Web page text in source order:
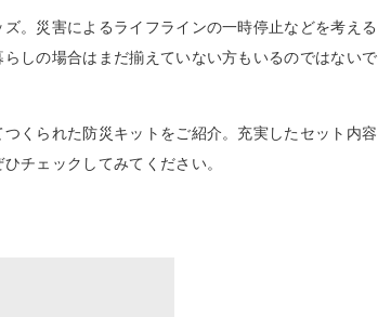
。災害によるライフラインの一時停止などを考える
しの場合はまだ揃えていない方もいるのではないで
くられた防災キットをご紹介。充実したセット内容
チェックしてみてください。